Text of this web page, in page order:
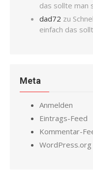
das sollte man
dad72 zu
einfach das
Meta
Anmelden
Eintrags-Feed
Kommentar-
WordPress.org